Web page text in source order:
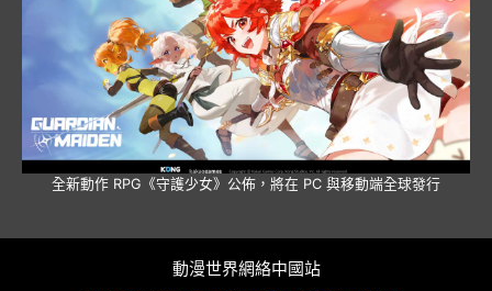
全新動作 RPG《守護少女》公佈，將在 PC 與移動端全球發行
動漫世界網絡中國站